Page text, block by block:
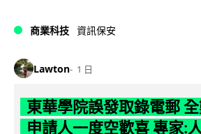
商業科技 資訊保安
Lawton 1 日
東華學院誤發取錄電郵
申請人一度空歡喜 專家: